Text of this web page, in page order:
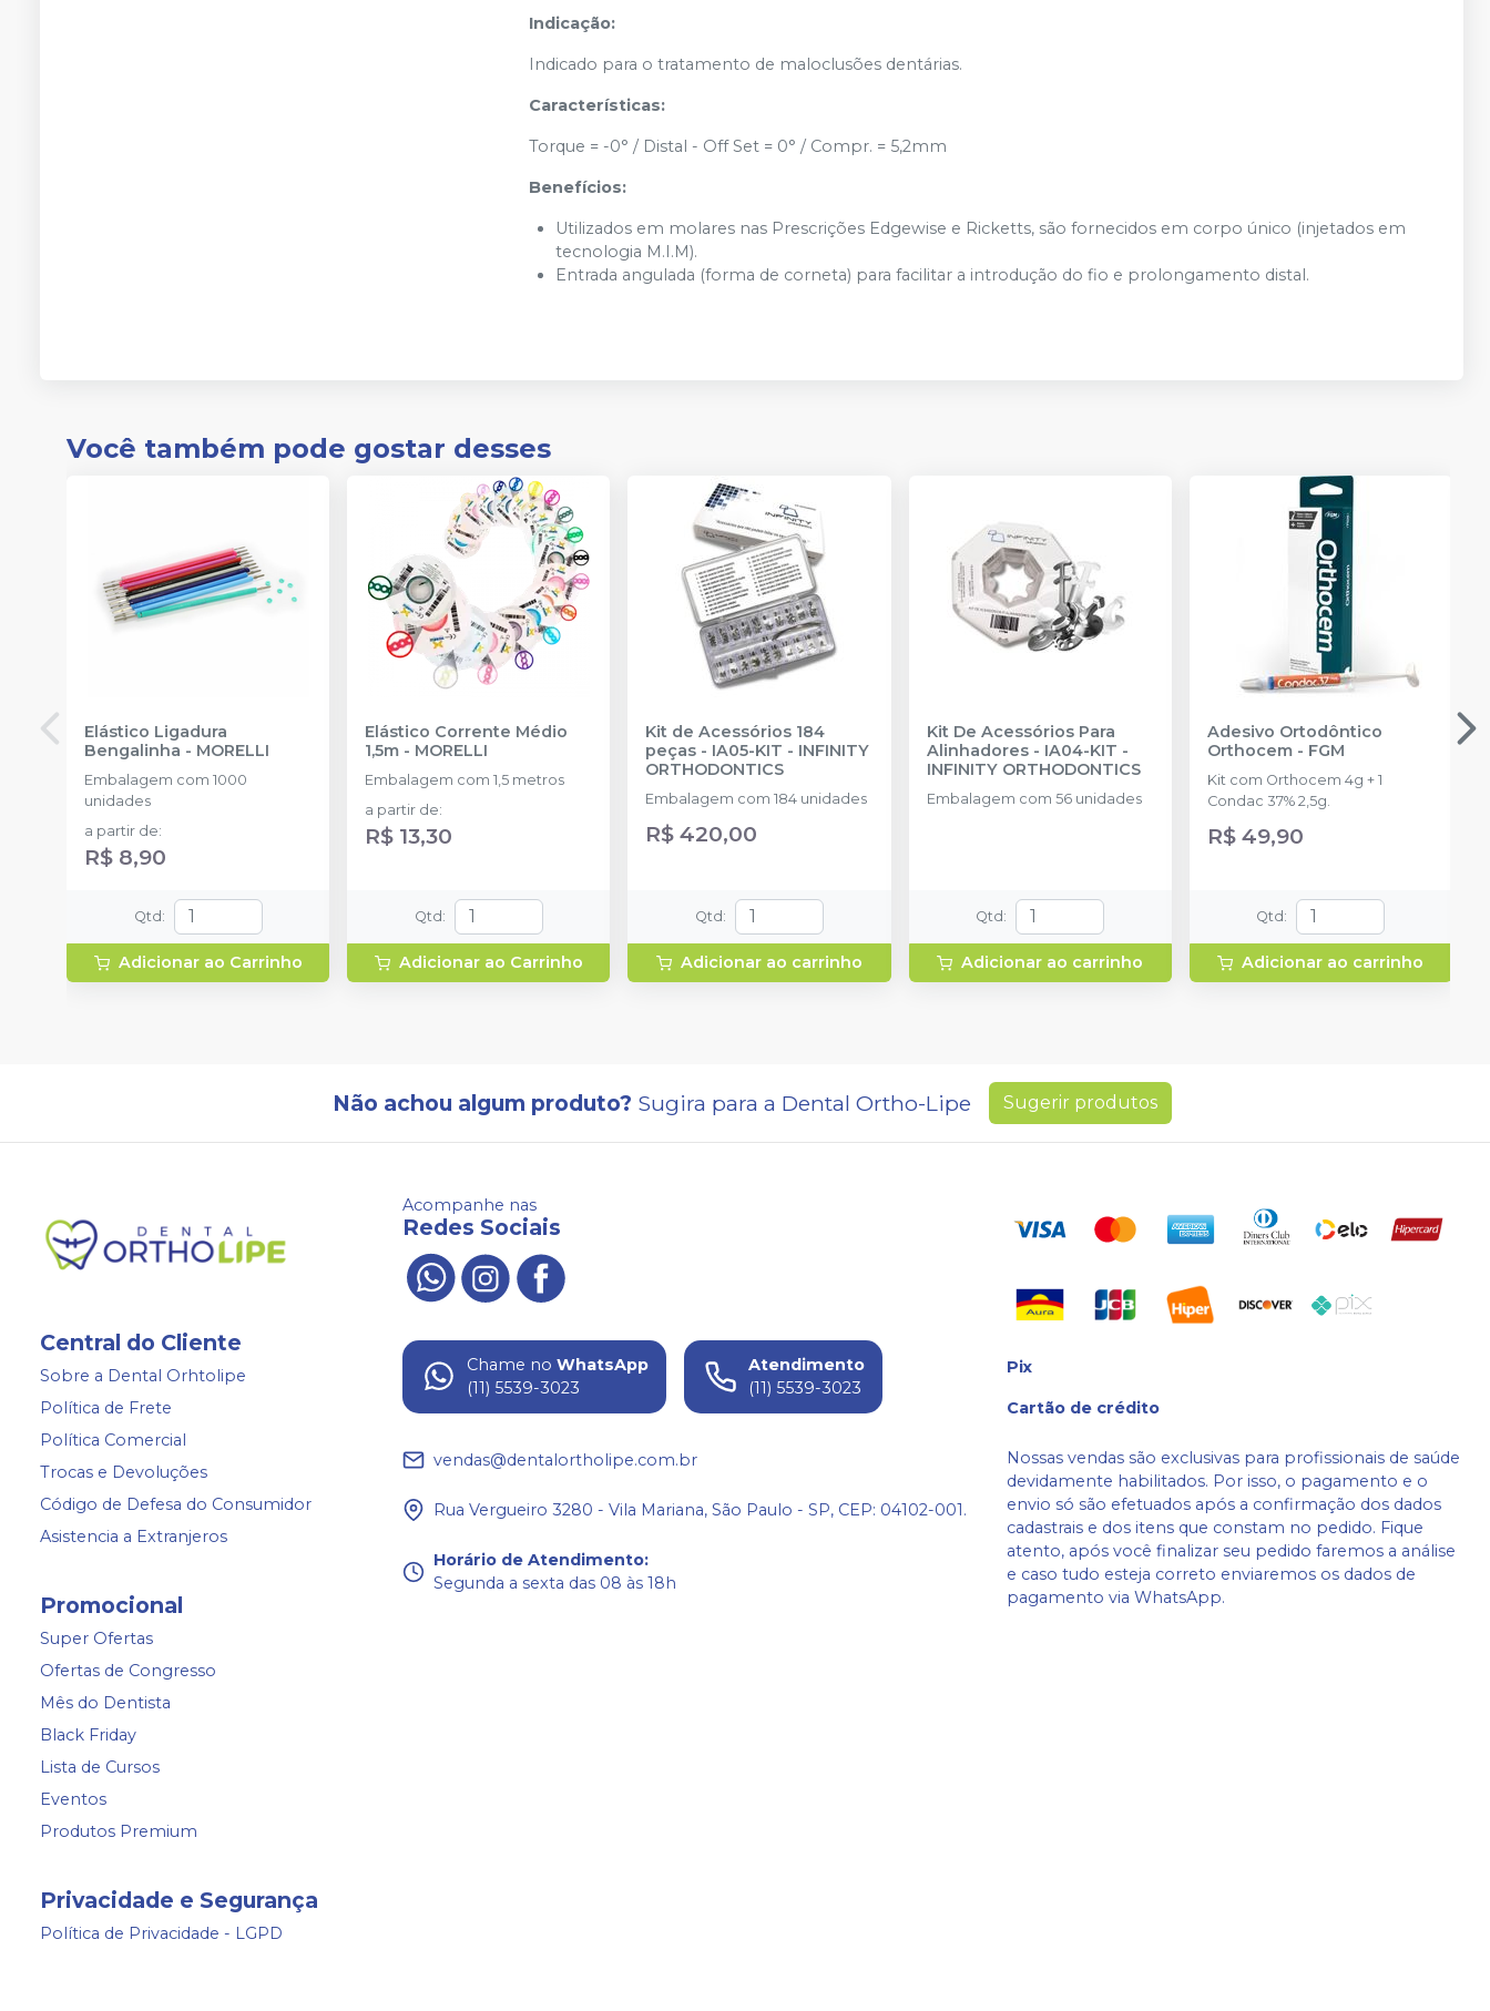
Indicação:
Indicado para o tratamento de maloclusões dentárias.
Características:
Torque = -0° / Distal - Off Set = 0° / Compr. = 5,2mm
Benefícios:
Utilizados em molares nas Prescrições Edgewise e Ricketts, são fornecidos em corpo único (injetados em
tecnologia M.I.M).
Entrada angulada (forma de corneta) para facilitar a introdução do fio e prolongamento distal.
Você também pode gostar desses
Elástico Ligadura
Bengalinha - MORELLI
Embalagem com 1000
unidades
a partir de:
R$ 8,90
Qtd :
Adicionar ao Carrinho
Elástico Corrente Médio
1,5m - MORELLI
Embalagem com 1,5 metros
a partir de:
R$ 13,30
Qtd :
Adicionar ao Carrinho
Kit de Acessórios 184
peças - IA05-KIT - INFINITY
ORTHODONTICS
Embalagem com 184 unidades
R$ 420,00
Qtd :
Adicionar ao carrinho
Kit De Acessórios Para
Alinhadores - IA04-KIT -
INFINITY ORTHODONTICS
Embalagem com 56 unidades
Qtd :
Adicionar ao carrinho
Adesivo Ortodôntico
Orthocem- FGM
Kit com Orthocem 4g + 1
Condac 37% 2,5g.
R$ 49,90
Qtd :
Adicionar ao carrinho
Não achou algum produto? Sugira para a Dental Ortho-Lipe Sugerir produtos
Central do Cliente
Sobre a Dental Orhtolipe
Política de Frete
Política Comercial
Trocas e Devoluções
Código de Defesa do Consumidor
Asistencia a Extranjeros
Promocional
Super Ofertas
Ofertas de Congresso
Mês do Dentista
Black Friday
Lista de Cursos
Eventos
Produtos Premium
Privacidade e Segurança
Política de Privacidade - LGPD
Acompanhe nas
Redes Sociais
Chame no WhatsApp
(11) 5539-3023
Atendimento
(11) 5539-3023
vendas@dentalortholipe.com.br
Rua Vergueiro 3280 - Vila Mariana, São Paulo - SP, CEP: 04102-001.
Horário de Atendimento:
Segunda a sexta das 08 às 18h
Pix
Cartão de crédito
Nossas vendas são exclusivas para profissionais de saúde
devidamente habilitados. Por isso, o pagamento e o
envio só são efetuados após a confirmação dos dados
cadastrais e dos itens que constam no pedido. Fique
atento, após você finalizar seu pedido faremos a análise
e caso tudo esteja correto enviaremos os dados de
pagamento via WhatsApp.